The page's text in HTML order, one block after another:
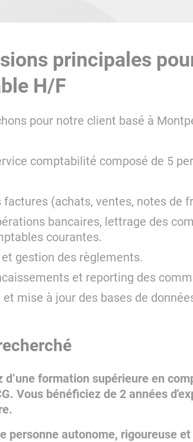
principales
H/F
pour notre client basé à
comptabilité composé de 5
factures (achats, ventes, notes de
bancaires, lettrage des
courantes.
gestion des règlements.
et reporting des
mise à jour des bases de
formation supérieure en
Vous bénéficiez de 2 années
personne autonome, rigoureuse